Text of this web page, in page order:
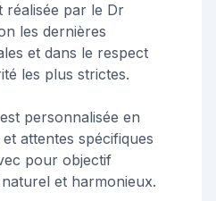
réalisée par le Dr
les dernières
et dans le respect
les plus strictes.
personnalisée en
attentes spécifiques
pour objectif
et harmonieux.